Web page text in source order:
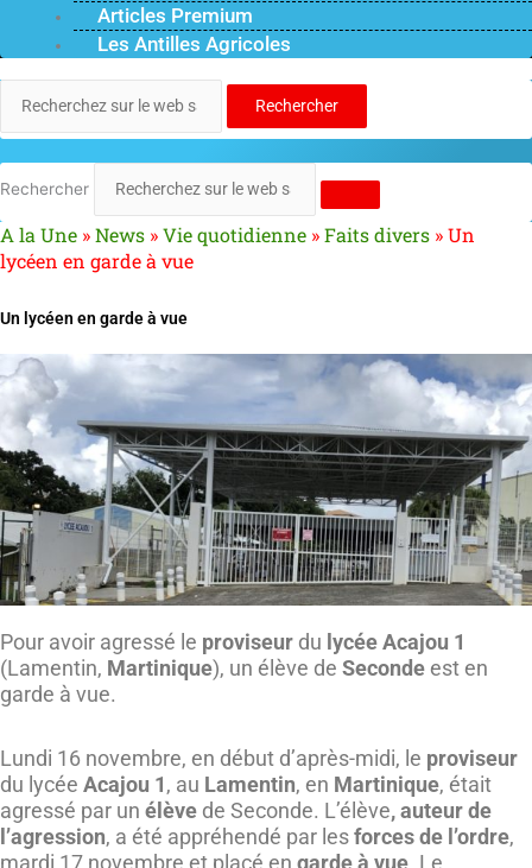
Articles Premium
Les Antilles Agricoles
Rechercher
Rechercher
A la Une »News »Vie quotidienne »Faits divers »Un
lycéen en garde à vue
Un lycéen en garde à vue
Pour avoir agressé le proviseur du lycée Acajou 1
(Lamentin, Martinique), un élève de Seconde est en
garde à vue.
Lundi 16 novembre, en début d’après-midi, le proviseur
du lycée Acajou 1, au Lamentin, en Martinique, était
agressé par un élève de Seconde. L’élève, auteur de
l’agression, a été appréhendé par lesforces de l’ordre,
mardi 17 novembre et placé en garde à vue . Le